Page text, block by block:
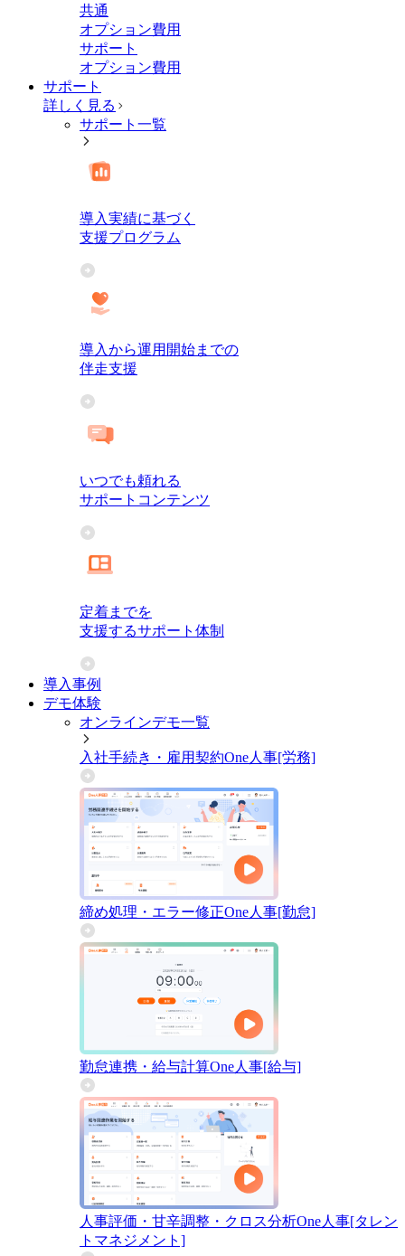
共通
オプション費用
サポート
オプション費用
サポート
詳しく見る
サポート一覧
導入実績に基づく
支援プログラム
導入から運用開始までの
伴走支援
いつでも頼れる
サポートコンテンツ
定着までを
支援するサポート体制
導入事例
デモ体験
オンラインデモ一覧
入社手続き・雇用契約One人事[労務]
締め処理・エラー修正One人事[勤怠]
勤怠連携・給与計算One人事[給与]
人事評価・甘辛調整・クロス分析One人事[タレン
トマネジメント]